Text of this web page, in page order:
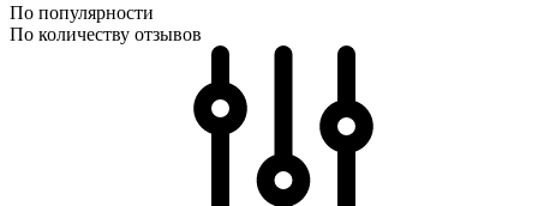
По популярности
По количеству отзывов